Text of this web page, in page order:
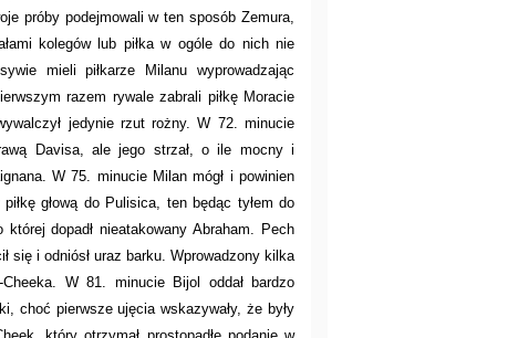
próby podejmowali w ten sposób Zemura,
kolegów lub piłka w ogóle do nich nie
mieli piłkarze Milanu wyprowadzając
razem rywale zabrali piłkę Moracie
jedynie rzut rożny. W 72. minucie
Davisa, ale jego strzał, o ile mocny i
W 75. minucie Milan mógł i powinien
głową do Pulisica, ten będąc tyłem do
dopadł nieatakowany Abraham. Pech
się i odniósł uraz barku. Wprowadzony kilka
W 81. minucie Bijol oddał bardzo
choć pierwsze ujęcia wskazywały, że były